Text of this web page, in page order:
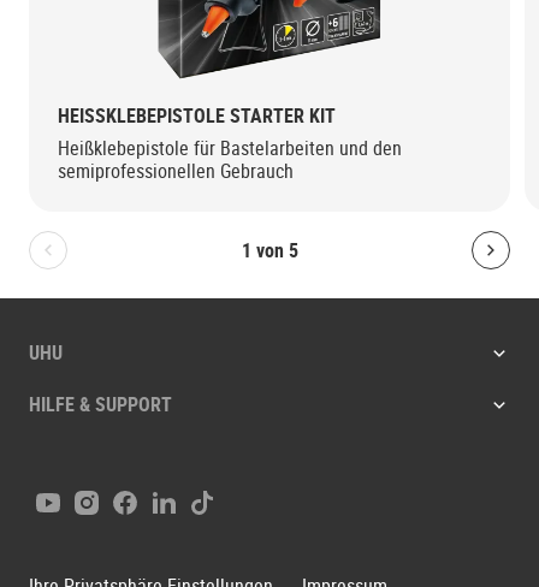
1 von 5
Bolton.General.PreviousSlide
HEISSKLEBEPISTOLE STARTER KIT
Heißklebepistole für Bastelarbeiten und den
semiprofessionellen Gebrauch
UHU
HILFE & SUPPORT
YoutubeInstagram
Facebook
LinkedIn
Tiktok